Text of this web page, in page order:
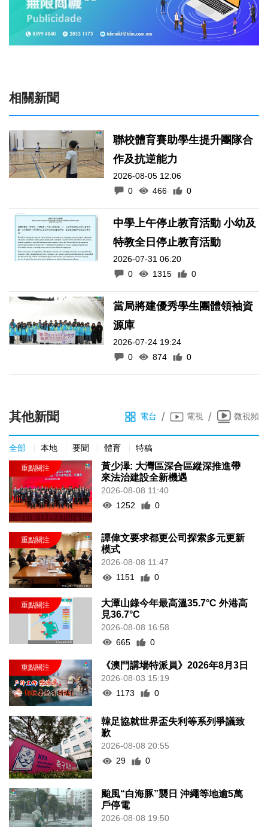
相關新聞
聯校體育賽助學生提升團隊合
作及抗逆能力
2026-08-05 12:06
0
466 0
中學上午停止教育活動 小幼及
特教全日停止教育活動
2026-07-31 06:20
0
1315 0
當局將建優秀學生團體領袖資
源庫
2026-07-24 19:24
0
874 0
其他新聞 電台 / 電視 / 微視頻
全部 本地 要聞 體育 特稿
黃少澤: 大灣區深合區縱深推進帶
來法治建設全新機遇
2026-08-08 11:40
1252
0
譚偉文要求都更公司探索多元更新
模式
2026-08-08 11:47
1151
0
大潭山錄今年最高溫35.7°C 外港高
見36.7°C
2026-08-08 16:58
665
0
《澳門講場特派員》2026年8月3日
2026-08-03 15:19
1173
0
韓足協就世界盃失利等系列爭議致
歉
2026-08-08 20:55
29
0
颱風“白海豚”襲日 沖繩等地逾5萬
戶停電
2026-08-08 19:50